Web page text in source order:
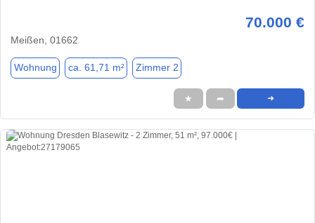
70.000 €
Meißen, 01662
Wohnung ca. 61,71 m² Zimmer 2
★ ➦ ➜